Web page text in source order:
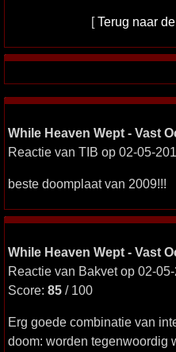
[Terug naar
While Heaven Wept - Vast
Reactie van TIB op 02-05-
beste doomplaat van 2009!!!
While Heaven Wept - Vast
Reactie van Bakvet op 02-
Score: 85 / 100
Erg goede combinatie van
doom: worden tegenwoordig